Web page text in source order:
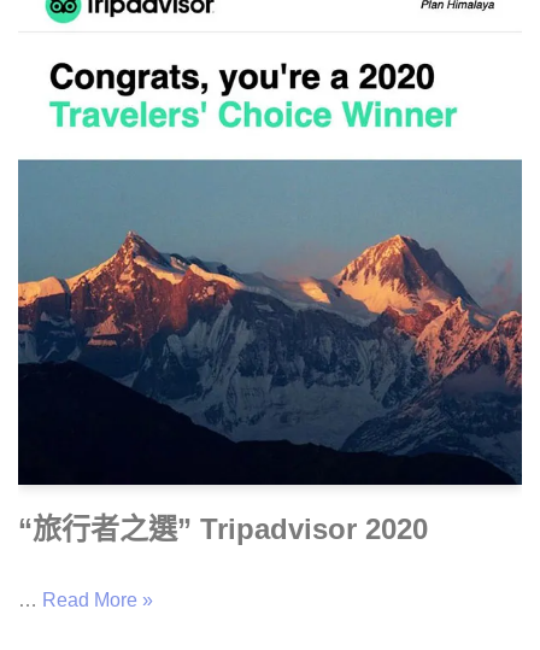
“旅行者之選” Tripadvisor 2020
… Read More »